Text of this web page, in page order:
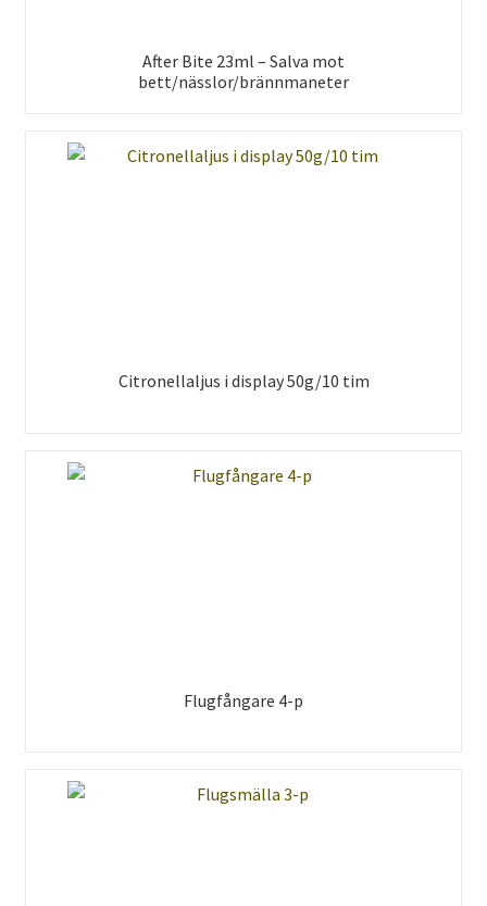
After Bite 23ml – Salva mot
bett/nässlor/brännmaneter
Citronellaljus i display 50g/10 tim
Flugfångare 4-p